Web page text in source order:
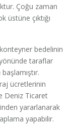
Çoğu zaman
çıktığı
bedelinin
taraflar
ücretlerinin
Deniz Ticaret
yararlanarak
yapabilir.